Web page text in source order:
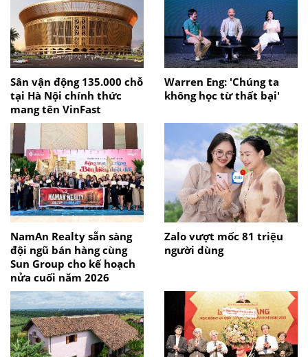
Sân vận động 135.000 chỗ
tại Hà Nội chính thức
mang tên VinFast
Warren Eng: 'Chúng ta
không học từ thất bại'
NamAn Realty sẵn sàng
đội ngũ bán hàng cùng
Sun Group cho kế hoạch
nửa cuối năm 2026
Zalo vượt mốc 81 triệu
người dùng